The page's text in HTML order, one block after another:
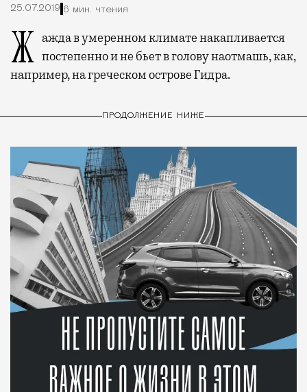
25.07.2019 6 мин. чтения
Жажда в умеренном климате накапливается постепенно и не бьет в голову наотмашь, как,
например, на греческом острове Гидра.
ПРОДОЛЖЕНИЕ НИЖЕ